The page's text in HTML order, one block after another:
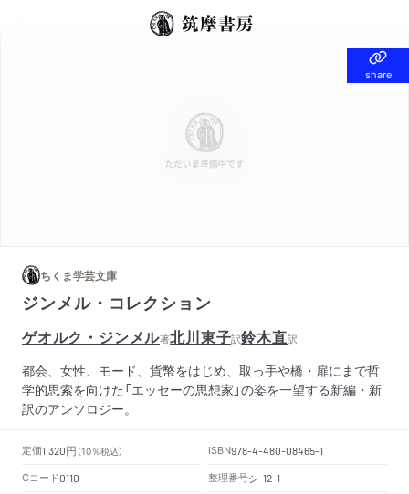
share
share
ちくま学芸文庫
ジンメル・コレクション
ゲオルク・ジンメル著北川東子訳鈴木直訳
都会、女性、モード、貨幣をはじめ、取っ手や橋・扉にまで哲
学的思索を向けた「エッセーの思想家」の姿を一望する新編・新
訳のアンソロジー。
定価1,320円 （10％税込） ISBN978-4-480-08465-1
Cコード0110 整理番号シ-12-1